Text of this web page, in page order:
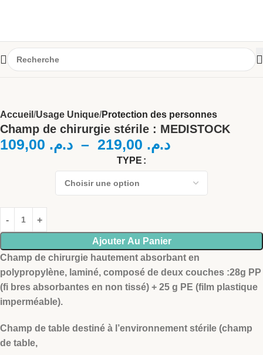
Accueil Usage Unique Protection des personnes
Champ de chirurgie stérile : MEDISTOCK
د.م. – د.م.
TYPE
Ajouter Au Panier
Champ de chirurgie hautement absorbant en
polypropylène, laminé, composé de deux couches :28g PP
(fi bres absorbantes en non tissé) + 25 g PE (film plastique
imperméable).
Champ de table destiné à l’environnement stérile (champ
de table,